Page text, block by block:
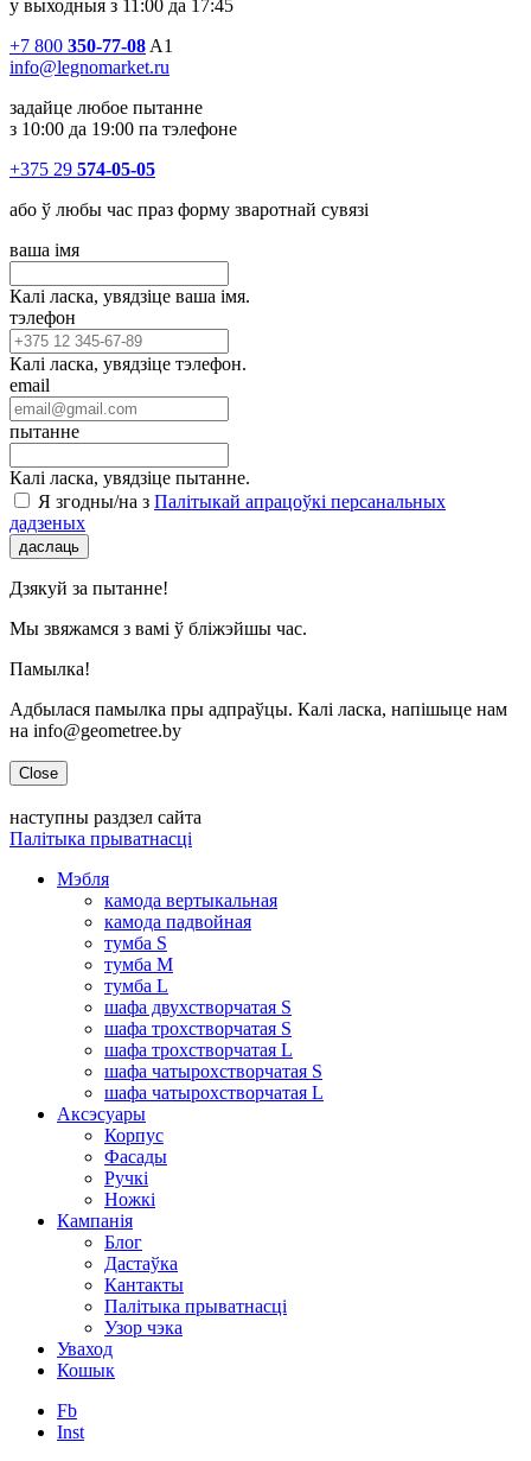
у выходныя з 11:00 да 17:45
+7 800 350-77-08 A1
info@legnomarket.ru
задайце любое пытанне
з 10:00 да 19:00 па тэлефоне
+375 29 574-05-05
або ў любы час праз форму зваротнай сувязі
ваша імя
Калі ласка, увядзіце ваша імя.
тэлефон
Калі ласка, увядзіце тэлефон.
email
пытанне
Калі ласка, увядзіце пытанне.
Я згодны/на з Палітыкай апрацоўкі персанальных
дадзеных
даслаць
Дзякуй за пытанне!
Мы звяжамся з вамі ў бліжэйшы час.
Памылка!
Адбылася памылка пры адпраўцы. Калі ласка, напішыце нам
на info@geometree.by
Close
наступны раздзел сайта
Палітыка прыватнасці
Мэбля
камода вертыкальная
камода падвойная
тумба S
тумба M
тумба L
шафа двухстворчатая S
шафа трохстворчатая S
шафа трохстворчатая L
шафа чатырохстворчатая S
шафа чатырохстворчатая L
Аксэсуары
Корпус
Фасады
Ручкі
Ножкі
Кампанія
Блог
Дастаўка
Кантакты
Палітыка прыватнасці
Узор чэка
Уваход
Кошык
Fb
Inst